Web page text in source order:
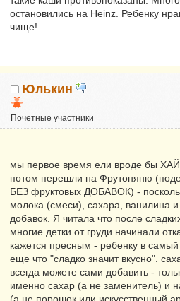
остановились на Heinz. Ребенку
чище!
Юлькин
Почетные участники
мы первое время ели вроде бы
потом перешли на Фрутоняню
БЕЗ фруктовых ДОБАВОК) -
молока (смеси), сахара, ванилина и
добавок. Я читала что после
многие детки от груди начинали
кажется пресным - ребенку в
еще что "сладко значит вкусно".
всегда можете сами добавить -
именно сахар (а не заменитель) и
(а не порошок или искусственный